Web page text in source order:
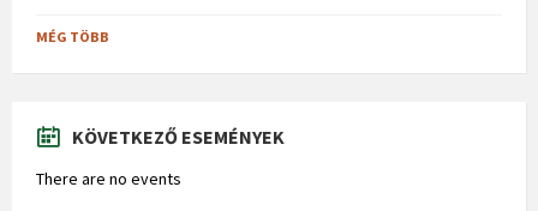
MÉG TÖBB
KÖVETKEZŐ ESEMÉNYEK
There are no events